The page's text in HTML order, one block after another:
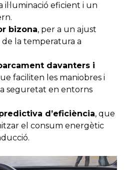
il·luminació eficient i un
bizona, per a un ajust
la temperatura a
davanters i
faciliten les maniobres i
seguretat en entorns
d’eficiència, que
el consum energètic